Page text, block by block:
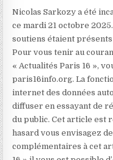
Nicolas Sarkozy a été
ce mardi 21 octobre
soutiens étaient
Pour vous tenir au
« Actualités Paris 16 »,
paris16info.org. La
internet des données
diffuser en essayant de
du public. Cet article est
hasard vous envisagez
complémentaires à cet